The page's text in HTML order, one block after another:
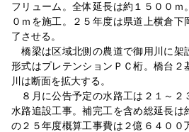
フリューム。全体延長は約１５００ｍ
０ｍを施工。２５年度は県道上横倉
了させる。
橋梁は区域北側の農道で御用川に架
形式はプレテンションＰＣ桁。橋台２
川は断面を拡大する。
８月に公告予定の水路工は２１～２
水路追設工事。補完工を含め総延長は
の２５年度概算工事費は２億６４００